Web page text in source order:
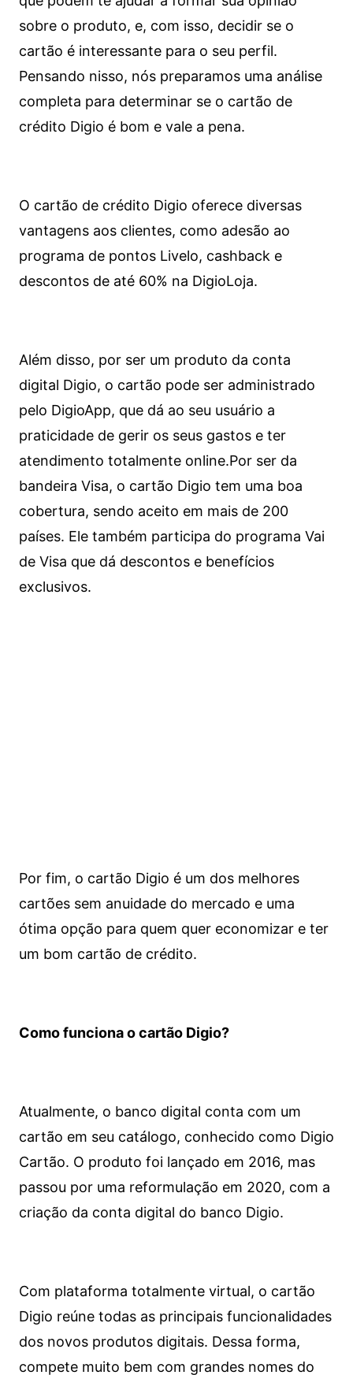
sobre o produto, e, com isso, decidir se o
cartão é interessante para o seu perfil.
Pensando nisso, nós preparamos uma análise
completa para determinar se o cartão de
crédito Digio é bom e vale a pena.
O cartão de crédito Digio oferece diversas
vantagens aos clientes, como adesão ao
programa de pontos Livelo, cashback e
descontos de até 60% na DigioLoja.
Além disso, por ser um produto da conta
digital Digio, o cartão pode ser administrado
pelo DigioApp, que dá ao seu usuário a
praticidade de gerir os seus gastos e ter
atendimento totalmente online.Por ser da
bandeira Visa, o cartão Digio tem uma boa
cobertura, sendo aceito em mais de 200
países. Ele também participa do programa Vai
de Visa que dá descontos e benefícios
exclusivos.
Por fim, o cartão Digio é um dos melhores
cartões sem anuidade do mercado e uma
ótima opção para quem quer economizar e ter
um bom cartão de crédito.
Como funciona o cartão Digio?
Atualmente, o banco digital conta com um
cartão em seu catálogo, conhecido como Digio
Cartão. O produto foi lançado em 2016, mas
passou por uma reformulação em 2020, com a
criação da conta digital do banco Digio.
Com plataforma totalmente virtual, o cartão
Digio reúne todas as principais funcionalidades
dos novos produtos digitais. Dessa forma,
compete muito bem com grandes nomes do